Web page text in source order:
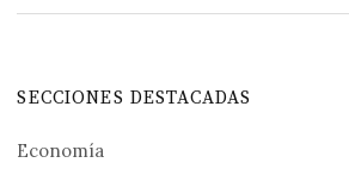
SECCIONES DESTACADAS
Economía